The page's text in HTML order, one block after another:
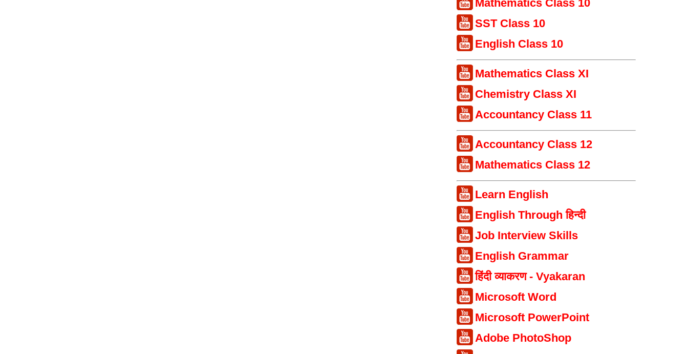
Mathematics Class 10
SST Class 10
English Class 10
Mathematics Class XI
Chemistry Class XI
Accountancy Class 11
Accountancy Class 12
Mathematics Class 12
Learn English
English Through हिन्दी
Job Interview Skills
English Grammar
हिंदी व्याकरण - Vyakaran
Microsoft Word
Microsoft PowerPoint
Adobe PhotoShop